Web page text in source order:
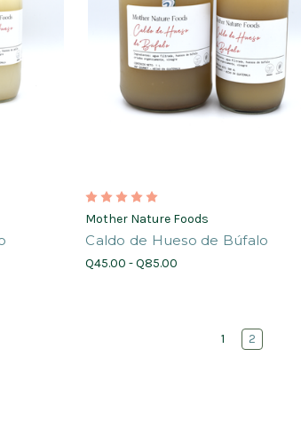
Mother Nature Foods
Caldo de Hueso de Búfalo
Q45.00 - Q85.00
1 2